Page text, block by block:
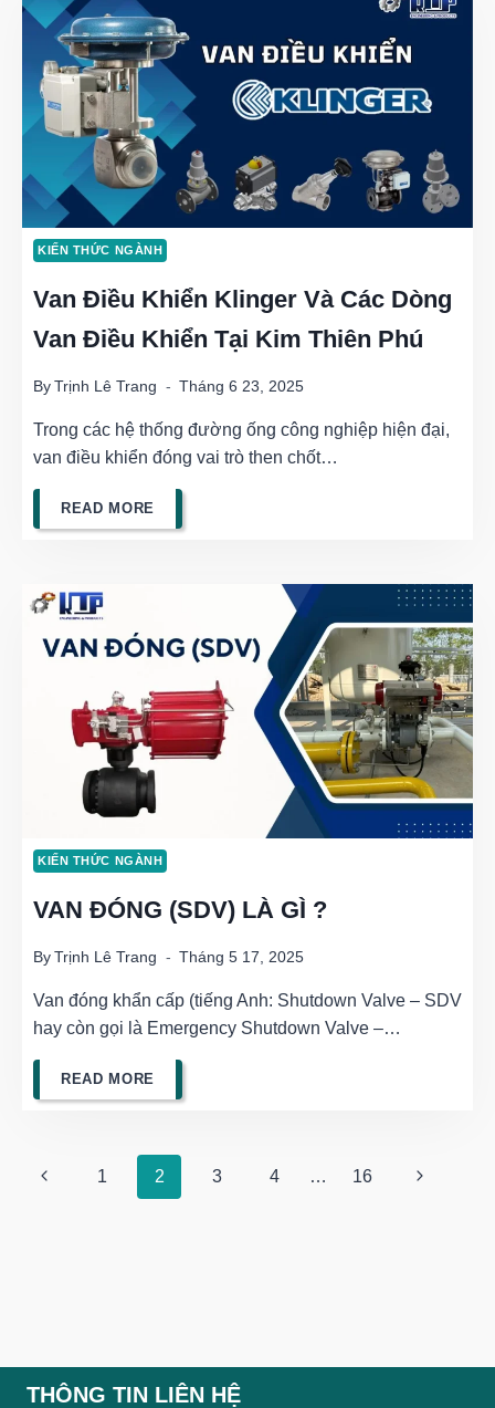
NÊN
CHỌN
ĐIỀU
KHIỂN
ĐỘNG
THAY
VÌ
THƯỜNG?
KIẾN THỨC NGÀNH
Van Điều Khiển Klinger Và Các Dòng
Van Điều Khiển Tại Kim Thiên Phú
ByTrịnh Lê Trang Tháng 6 23, 2025
Trong các hệ thống đường ống công nghiệp hiện đại,
van điều khiển đóng vai trò then chốt…
READ MORE
CÁC
DÒNG
VAN
KHIỂN
TẠI
PHÚ
KIẾN THỨC NGÀNH
VAN ĐÓNG (SDV) LÀ GÌ ?
ByTrịnh Lê Trang Tháng 5 17, 2025
Van đóng khẩn cấp (tiếng Anh: Shutdown Valve – SDV
hay còn gọi là Emergency Shutdown Valve –…
READ MORE
(SDV)
LÀ
Page
navigation
Previous1 2 3 4 … 16 Next
THÔNG TIN LIÊN HỆ